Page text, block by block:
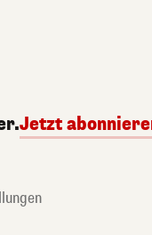
Jetzt